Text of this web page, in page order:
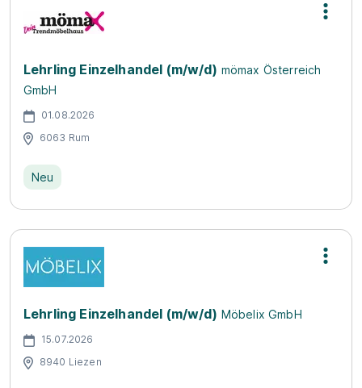
Lehrling Einzelhandel (m/w/d) mömax Österreich
GmbH
01.08.2026
6063 Rum
Neu
Lehrling Einzelhandel (m/w/d) Möbelix GmbH
15.07.2026
8940 Liezen